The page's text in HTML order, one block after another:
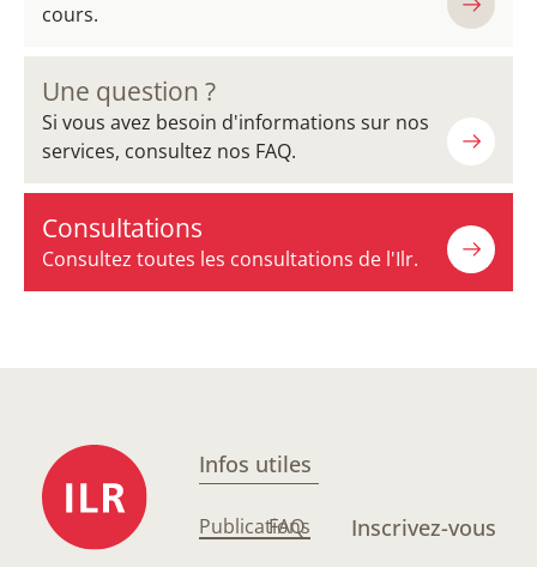
cours.
Une question ?
Si vous avez besoin d'informations sur nos
services, consultez nos FAQ.
Consultations
Consultez toutes les consultations de l'Ilr.
Infos utiles
Publications
FAQ Inscrivez-vous